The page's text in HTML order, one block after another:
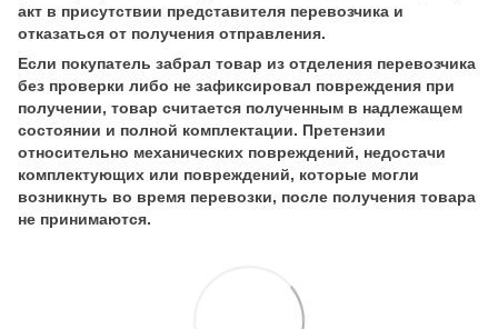
акт в присутствии представителя перевозчика и
отказаться от получения отправления.
Если покупатель забрал товар из отделения перевозчика
без проверки либо не зафиксировал повреждения при
получении, товар считается полученным в надлежащем
состоянии и полной комплектации. Претензии
относительно механических повреждений, недостачи
комплектующих или повреждений, которые могли
возникнуть во время перевозки, после получения товара
не принимаются.